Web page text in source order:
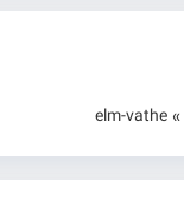
»
elm-vathe